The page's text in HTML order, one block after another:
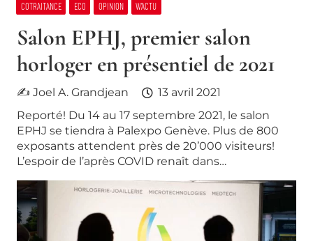
COTRAITANCE ECO OPINION W’ACTU
Salon EPHJ, premier salon
horloger en présentiel de 2021
✍ Joel A. Grandjean
13 avril 2021
Reporté! Du 14 au 17 septembre 2021, le salon
EPHJ se tiendra à Palexpo Genève. Plus de 800
exposants attendent près de 20’000 visiteurs!
L’espoir de l’après COVID renaît dans…